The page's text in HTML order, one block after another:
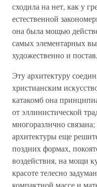
сходила на нет, как у
естественной
она была мощью
самых элементарных
художественно и
Эту архитектуру
христианским
катакомб она
от эллинистической
многоразлнчно
архитектуры еще
поздних формах,
воздействия, на мощи
красоте телесно
компактной массе и